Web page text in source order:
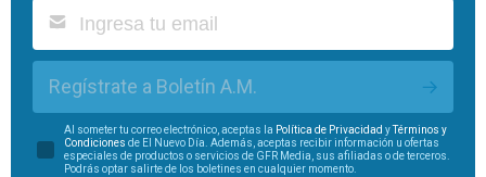
Regístrate a Boletín A.M.
Al someter tu correo electrónico, aceptas la Política de Privacidad yTérminos y
Condiciones de El Nuevo Día. Además, aceptas recibir información u ofertas
especiales de productos o servicios de GFR Media, sus afiliadas o de terceros.
Podrás optar salirte de los boletines en cualquier momento.